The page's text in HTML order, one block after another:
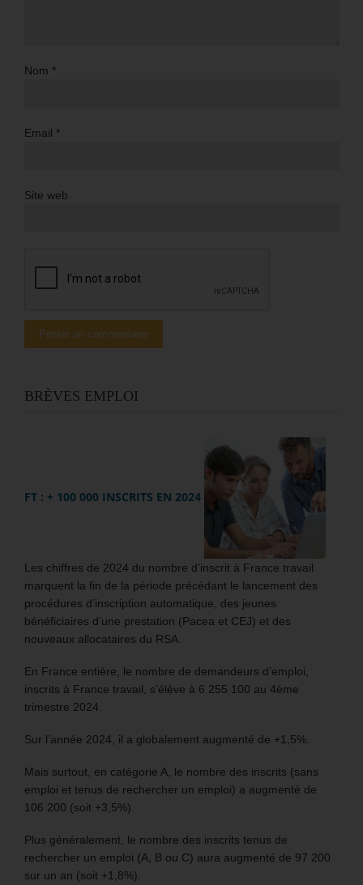
Nom *
Email *
Site web
BRÈVES EMPLOI
FT : + 100 000 INSCRITS EN 2024
Les chiffres de 2024 du nombre d’inscrit à France travail
marquent la fin de la période précédant le lancement des
procédures d’inscription automatique, des jeunes
bénéficiaires d’une prestation (Pacea et CEJ) et des
nouveaux allocataires du RSA.
En France entière, le nombre de demandeurs d’emploi,
inscrits à France travail, s’élève à 6 255 100 au 4ème
trimestre 2024.
Sur l’année 2024, il a globalement augmenté de +1,5%.
Mais surtout, en catégorie A, le nombre des inscrits (sans
emploi et tenus de rechercher un emploi) a augmenté de
106 200 (soit +3,5%).
Plus généralement, le nombre des inscrits tenus de
rechercher un emploi (A, B ou C) aura augmenté de 97 200
sur un an (soit +1,8%).